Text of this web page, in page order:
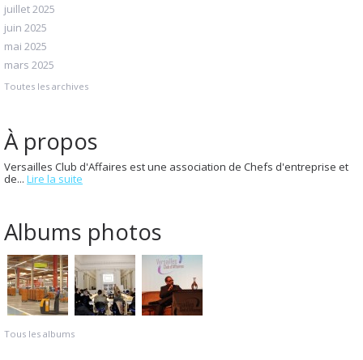
juillet 2025
juin 2025
mai 2025
mars 2025
Toutes les archives
À propos
Versailles Club d'Affaires est une association de Chefs d'entreprise et
de... Lire la suite
Albums photos
Tous les albums